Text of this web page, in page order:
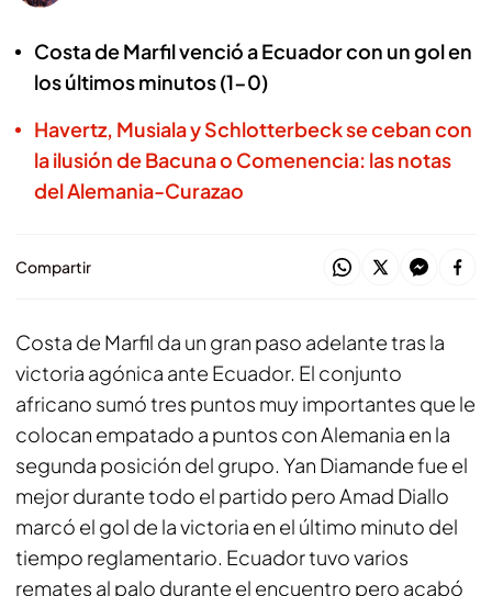
Costa de Marfil venció a Ecuador con un gol en
los últimos minutos (1-0)
Havertz, Musiala y Schlotterbeck se ceban con
la ilusión de Bacuna o Comenencia: las notas
del Alemania-Curazao
Compartir
Costa de Marfil da un gran paso adelante tras la
victoria agónica ante Ecuador. El conjunto
africano sumó tres puntos muy importantes que le
colocan empatado a puntos con Alemania en la
segunda posición del grupo. Yan Diamande fue el
mejor durante todo el partido pero Amad Diallo
marcó el gol de la victoria en el último minuto del
tiempo reglamentario. Ecuador tuvo varios
remates al palo durante el encuentro pero acabó